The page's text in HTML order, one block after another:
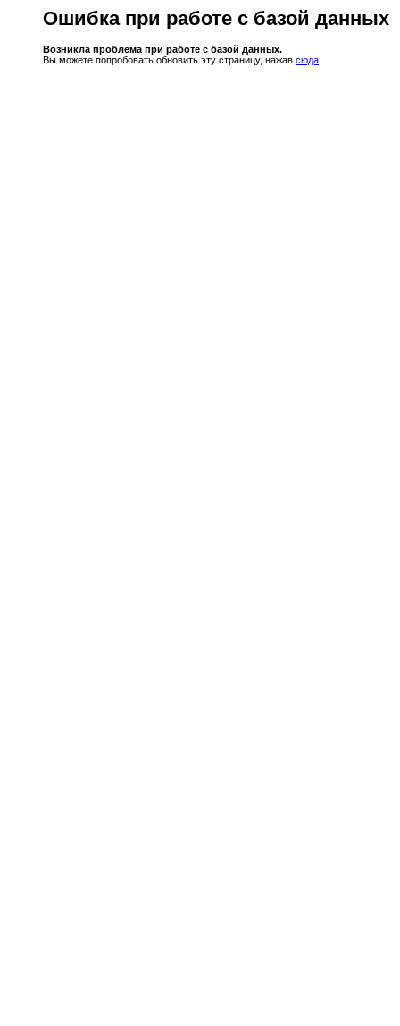
Ошибка при работе с базой данных
Возникла проблема при работе с базой данных.
Вы можете попробовать обновить эту страницу, нажав сюда